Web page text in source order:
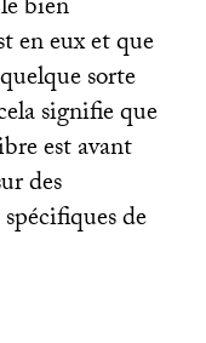
bien
en eux et que
sorte
signifie que
est avant
des
de